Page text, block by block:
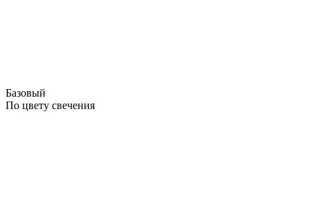
Базовый
По цвету свечения